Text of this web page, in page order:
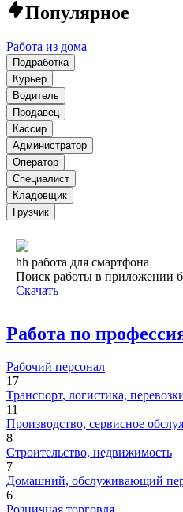
Популярное
Работа из дома
Подработка
Курьер
Водитель
Продавец
Кассир
Администратор
Оператор
Специалист
Кладовщик
Грузчик
hh работа для смартфона
Поиск работы в приложении
Скачать
Работа по
Рабочий персонал
17
Транспорт, логистика,
11
Производство, сервисное
8
Строительство, недвижимость
7
Домашний, обслуживающий
6